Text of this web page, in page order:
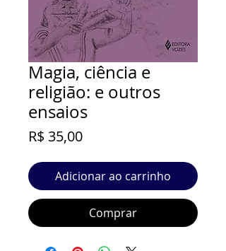
Magia, ciência e
religião: e outros
ensaios
R$ 35,00Preço
Adicionar ao carrinho
Comprar